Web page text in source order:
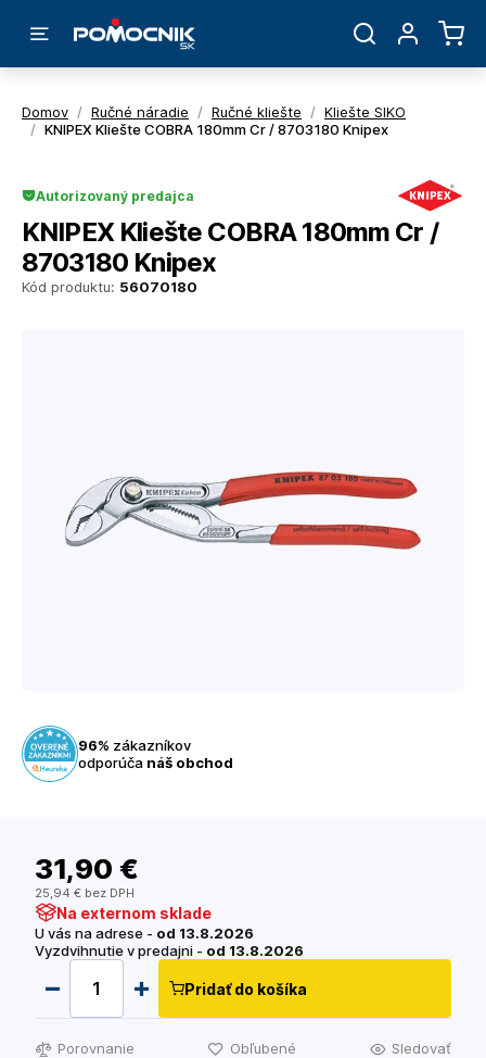
Domov / Ručné náradie / Ručné kliešte / Kliešte SIKO
/ KNIPEX Kliešte COBRA 180mm Cr / 8703180 Knipex
Kód produktu: 56070180
Autorizovaný predajca
KNIPEX Kliešte COBRA 180mm Cr /
8703180 Knipex
96% zákazníkov
odporúča náš obchod
31,90 €
25,94 € bez DPH
Na externom sklade
U vás na adrese - od 13.8.2026
Vyzdvihnutie v predajni - od 13.8.2026
Pridať do košíka
Porovnanie Obľubené Sledovať